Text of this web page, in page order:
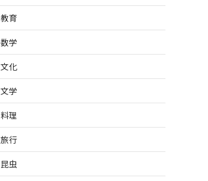
教育
数学
文化
文学
料理
旅行
昆虫